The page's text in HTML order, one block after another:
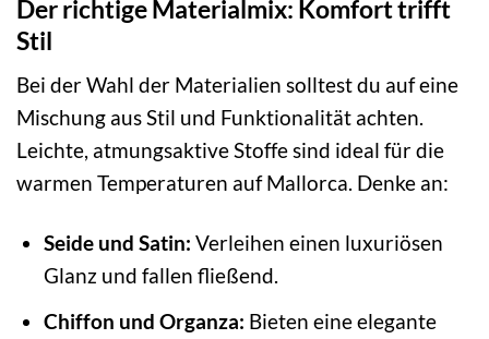
Der richtige Materialmix: Komfort trifft
Stil
Bei der Wahl der Materialien solltest du auf eine
Mischung aus Stil und Funktionalität achten.
Leichte, atmungsaktive Stoffe sind ideal für die
warmen Temperaturen auf Mallorca. Denke an:
Seide und Satin: Verleihen einen luxuriösen
Glanz und fallen fließend.
Chiffon und Organza: Bieten eine elegante